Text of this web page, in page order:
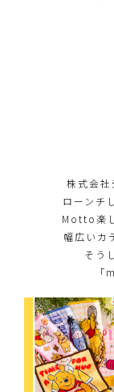
株式会
ローンチ
Motto楽
幅広いカ
そう